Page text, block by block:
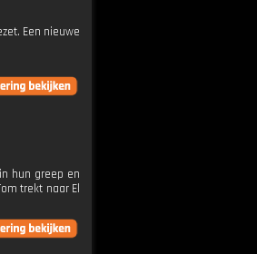
Een nieuwe
hun greep en
trekt naar El